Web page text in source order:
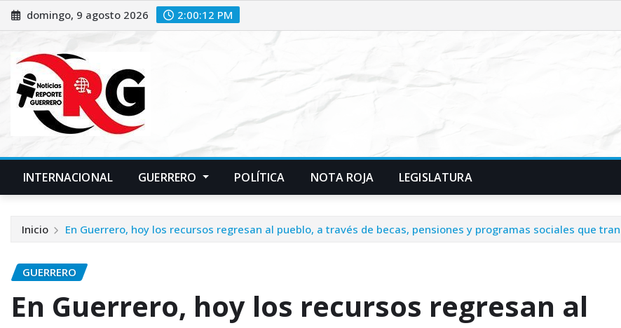
Saltar
al
domingo, 9 agosto 2026 2:00:13 PM
INTERNACIONAL GUERRERO POLÍTICA NOTA ROJA LEGISLATURA
Inicio En Guerrero, hoy los recursos regresan al pueblo, a través de becas, pensiones y programas sociales que
GUERRERO
En Guerrero, hoy los recursos regresan al